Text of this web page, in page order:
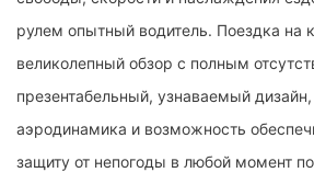
рулем опытный водитель. Поездка на
великолепный обзор с полным
презентабельный, узнаваемый дизайн,
аэродинамика и возможность
защиту от непогоды в любой момент